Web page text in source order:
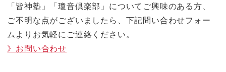
「皆神塾」「瓊音倶楽部」についてご興味のある方、
ご不明な点がございましたら、下記問い合わせフォー
ムよりお気軽にご連絡ください。
》お問い合わせ